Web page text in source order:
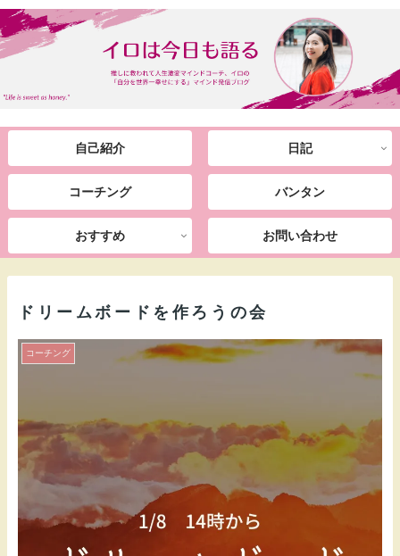
自己紹介 日記
コーチング バンタン
おすすめ お問い合わせ
ドリームボードを作ろうの会
コーチング